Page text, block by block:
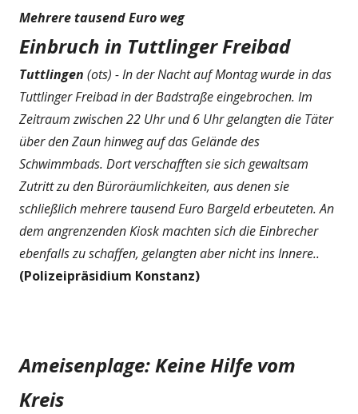
Mehrere tausend Euro weg
Einbruch in Tuttlinger Freibad
Tuttlingen (ots) - In der Nacht auf Montag wurde in das
Tuttlinger Freibad in der Badstraße eingebrochen. Im
Zeitraum zwischen 22 Uhr und 6 Uhr gelangten die Täter
über den Zaun hinweg auf das Gelände des
Schwimmbads. Dort verschafften sie sich gewaltsam
Zutritt zu den Büroräumlichkeiten, aus denen sie
schließlich mehrere tausend Euro Bargeld erbeuteten. An
dem angrenzenden Kiosk machten sich die Einbrecher
ebenfalls zu schaffen, gelangten aber nicht ins Innere..
(Polizeipräsidium Konstanz)
Ameisenplage: Keine Hilfe vom
Kreis